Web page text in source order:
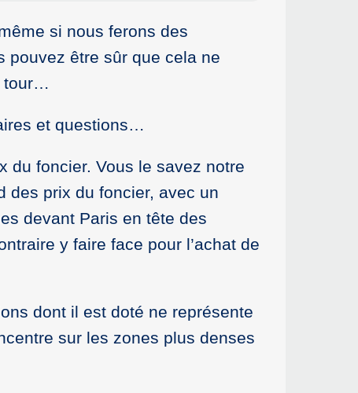
si nous ferons des
pouvez être sûr que cela ne
tour…
et questions…
du foncier. Vous le savez notre
des prix du foncier, avec un
devant Paris en tête des
y faire face pour l’achat de
dont il est doté ne représente
sur les zones plus denses